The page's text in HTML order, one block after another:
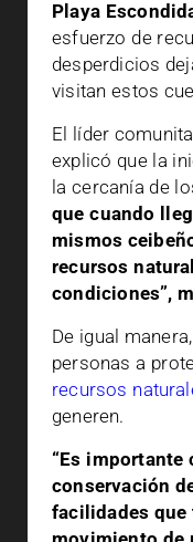
Playa
esfuerzo de
desperdicios
visitan estos
El líder
explicó que la
la cercanía de
que cuando
mismos
recursos
condiciones”,
De igual
personas a
recursos
generen.
“Es importante
conservación
facilidades que